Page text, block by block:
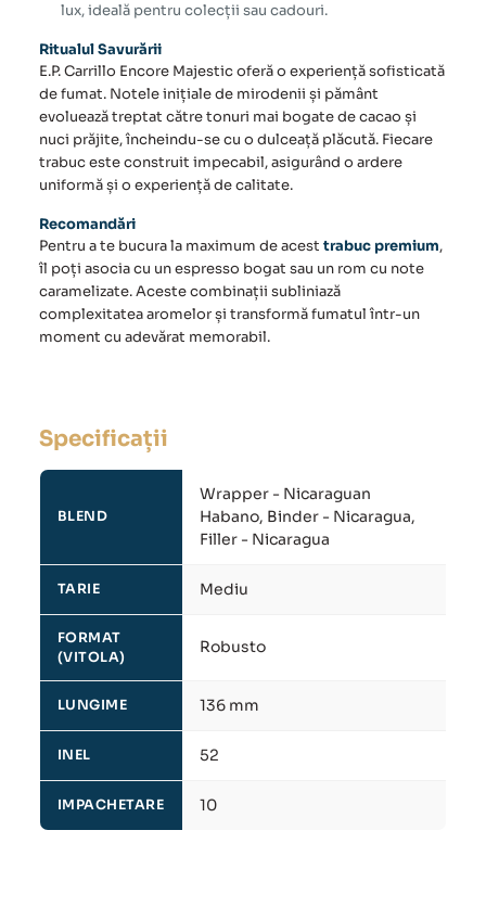
lux, ideală pentru colecții sau cadouri.
Ritualul Savurării
E.P. Carrillo Encore Majestic oferă o experiență sofisticată
de fumat. Notele inițiale de mirodenii și pământ
evoluează treptat către tonuri mai bogate de cacao și
nuci prăjite, încheindu-se cu o dulceață plăcută. Fiecare
trabuceste construit impecabil, asigurând o ardere
uniformă și o experiență de calitate.
Recomandări
Pentru a te bucura la maximum de acest trabuc premium,
îl poți asocia cu un espresso bogat sau un rom cu note
caramelizate. Aceste combinații subliniază
complexitatea aromelor și transformă fumatul într-un
moment cu adevărat memorabil.
Specificații
BLEND
Wrapper - Nicaraguan
Habano, Binder - Nicaragua,
Filler - Nicaragua
TARIE Mediu
FORMAT
(VITOLA)
Robusto
LUNGIME 136 mm
INEL 52
IMPACHETARE 10